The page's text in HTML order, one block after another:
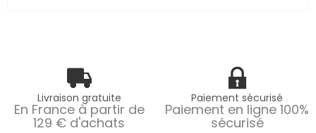
Livraison gratuite
En France à partir de
129 € d'achats
Paiement sécurisé
Paiement en ligne 100%
sécurisé